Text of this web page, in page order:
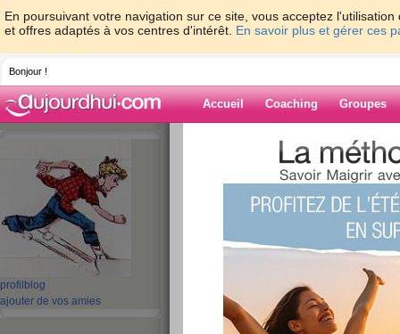
En poursuivant votre navigation sur ce site, vous acceptez
et offres adaptés à vos centres d'intérêt. En savoir plus et gérer ces
Bonjour !
Accueil Coaching Groupes
profil blog
ajouter de vos amies
> > J44 ZEN
Blog de
J44 ZEN Petite